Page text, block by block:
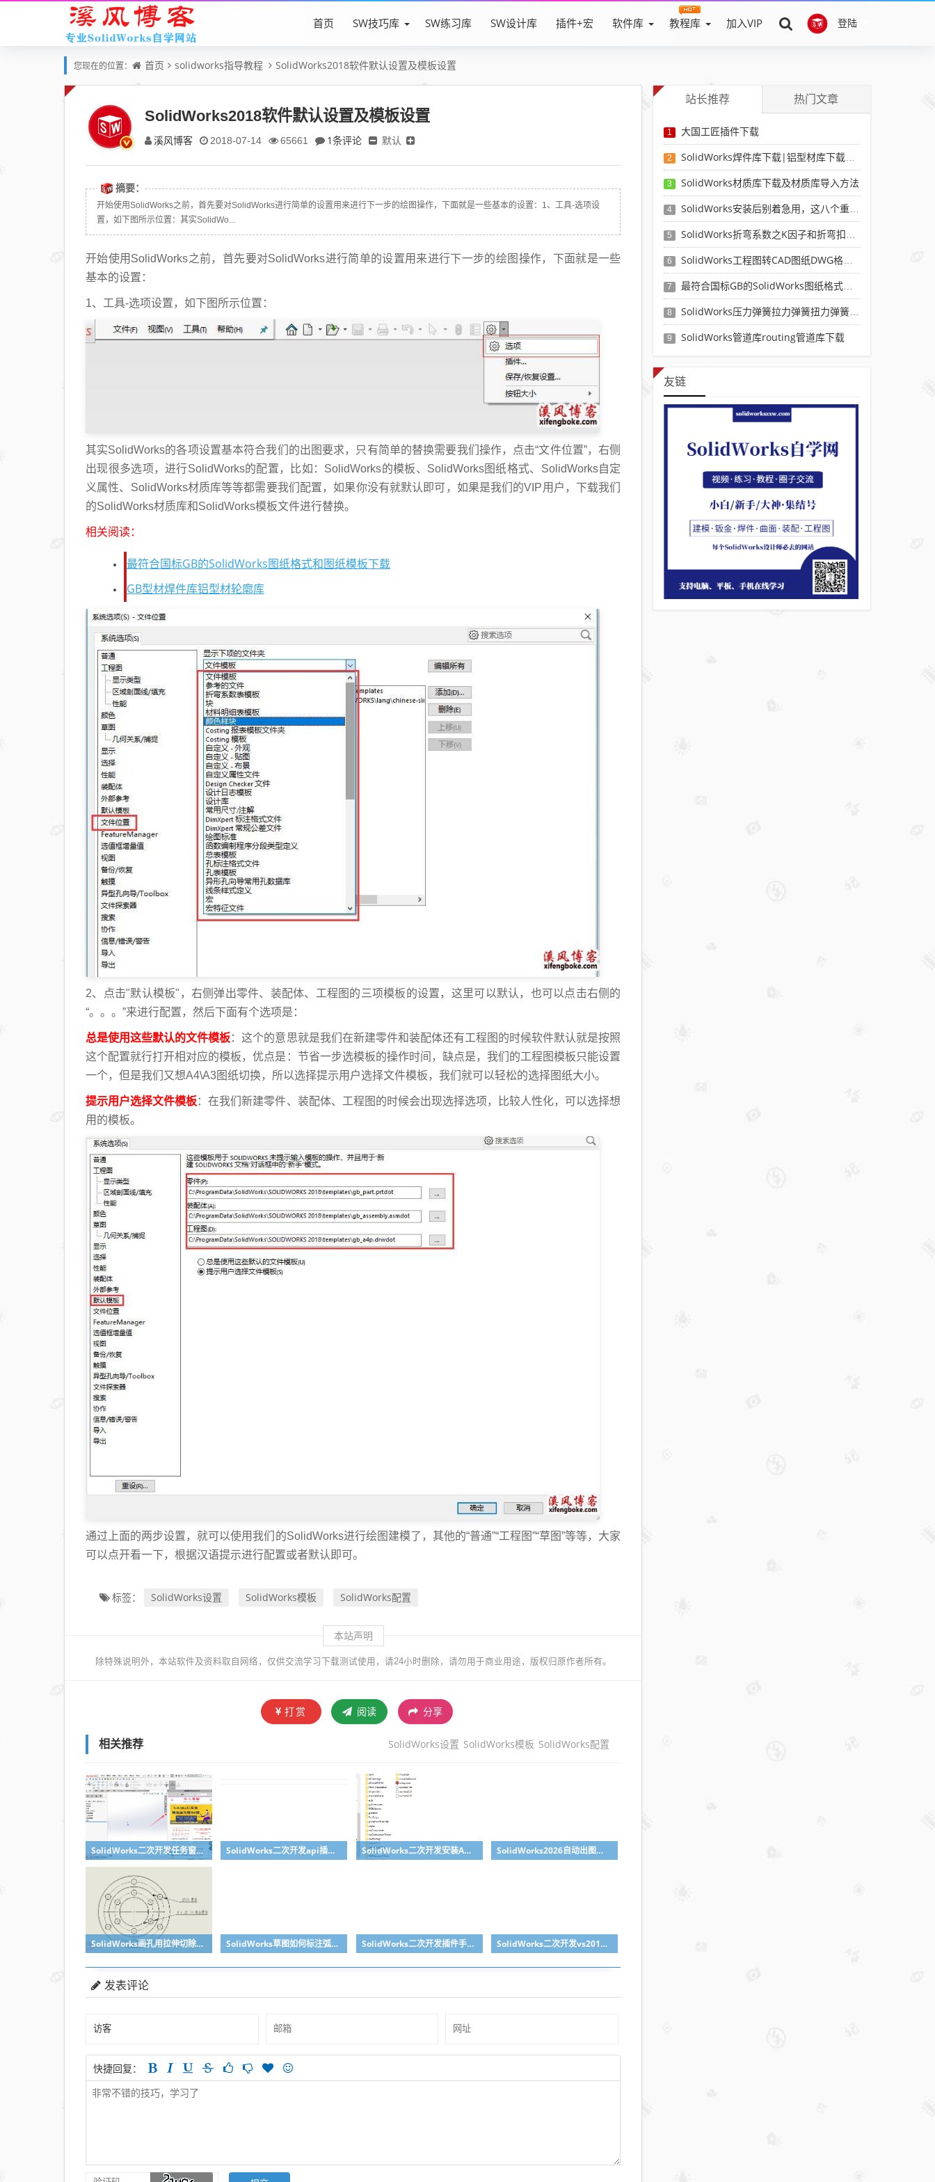
登陆
首页 SW技巧库 SW练习库 SW设计库 插件+宏 软件库 教程库 加入VIP
您现在的位置： 首页 solidworks指导教程 SolidWorks2018软件默认设置及模板设置
SolidWorks2018软件默认设置及模板设置
溪风博客 2018-07-14 65661 1条评论 默认
摘要：
开始使用SolidWorks之前，首先要对SolidWorks进行简单的设置用来进行下一步的绘图操作，下面就是一些基本的设置：1、工具-选项设
置，如下图所示位置：其实SolidWo...
开始使用SolidWorks之前，首先要对SolidWorks进行简单的设置用来进行下一步的绘图操作，下面就是一些
基本的设置：
1、工具-选项设置，如下图所示位置：
其实SolidWorks的各项设置基本符合我们的出图要求，只有简单的替换需要我们操作，点击“文件位置”，右侧
出现很多选项，进行SolidWorks的配置，比如：SolidWorks的模板、SolidWorks图纸格式、SolidWorks自定
义属性、SolidWorks材质库等等都需要我们配置，如果你没有就默认即可，如果是我们的VIP用户，下载我们
的SolidWorks材质库和SolidWorks模板文件进行替换。
相关阅读：
最符合国标GB的SolidWorks图纸格式和图纸模板下载
GB型材焊件库铝型材轮廓库
2、点击"默认模板"，右侧弹出零件、装配体、工程图的三项模板的设置，这里可以默认，也可以点击右侧的
“。。。”来进行配置，然后下面有个选项是：
总是使用这些默认的文件模板：这个的意思就是我们在新建零件和装配体还有工程图的时候软件默认就是按照
这个配置就行打开相对应的模板，优点是：节省一步选模板的操作时间，缺点是，我们的工程图模板只能设置
一个，但是我们又想A4\A3图纸切换，所以选择提示用户选择文件模板，我们就可以轻松的选择图纸大小。
提示用户选择文件模板：在我们新建零件、装配体、工程图的时候会出现选择选项，比较人性化，可以选择想
用的模板。
通过上面的两步设置，就可以使用我们的SolidWorks进行绘图建模了，其他的“普通”“工程图”“草图”等等，大家
可以点开看一下，根据汉语提示进行配置或者默认即可。
标签： SolidWorks设置 SolidWorks模板 SolidWorks配置
本站声明
除特殊说明外，本站软件及资料取自网络，仅供交流学习下载测试使用，请24小时删除，请勿用于商业用途，版权归原作者所有。
打赏 阅读 分享
相关推荐 SolidWorks设置 SolidWorks模板 SolidWorks配置
SolidWorks二次开发任务窗格添加一项 SolidWorks二次开发api插件模板代码浅析 SolidWorks二次开发安装API插件模板 SolidWorks2026自动出图融入AI
SolidWorks画孔用拉伸切除和异形孔向导有什么区别？ SolidWorks草图如何标注弧长？ SolidWorks二次开发插件手动卸载重新安装方法 SolidWorks二次开发vs2019设置默认管理员身份运行方法
发表评论
快捷回复：
站长推荐 热门文章
1 大国工匠插件下载
2 SolidWorks焊件库下载|铝型材库下载|附sw焊件库添加配置使用教程
3 SolidWorks材质库下载及材质库导入方法
4 SolidWorks安装后别着急用，这八个重要SolidWorks设置可以提高你的画图效率
5 SolidWorks折弯系数之K因子和折弯扣除表-溪风推荐
6 SolidWorks工程图转CAD图纸DWG格式映射文件无乱码可分层-溪风亲测推荐
7 最符合国标GB的SolidWorks图纸格式和图纸模板下载-溪风专用版
8 SolidWorks压力弹簧拉力弹簧扭力弹簧涡卷弹簧自动生成宏程序下载
9 SolidWorks管道库routing管道库下载
友链